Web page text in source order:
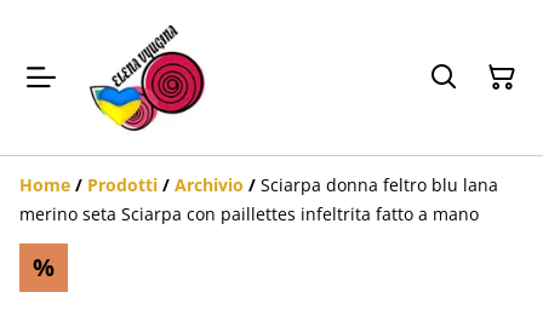
Home / Prodotti / Archivio / Sciarpa donna feltro blu lana
merino seta Sciarpa con paillettes infeltrita fatto a mano
%